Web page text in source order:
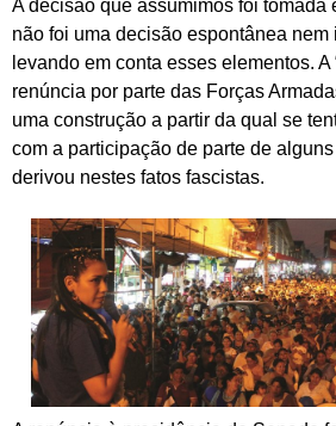
A decisão que assumimos foi tomada
não foi uma decisão espontânea nem
levando em conta esses elementos. A
renúncia por parte das Forças
uma construção a partir da qual se
com a participação de parte de
derivou nestes fatos fascistas.